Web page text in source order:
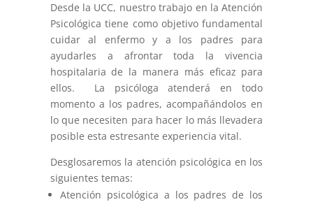
Desde la UCC, nuestro trabajo en la Atención
Psicológica tiene como objetivo fundamental
cuidar al enfermo y a los padres para
ayudarles a afrontar toda la vivencia
hospitalaria de la manera más eficaz para
ellos. La psicóloga atenderá en todo
momento a los padres, acompañándolos en
lo que necesiten para hacer lo más llevadera
posible esta estresante experiencia vital.
Desglosaremos la atención psicológica en los
siguientes temas:
Atención psicológica a los padres de los